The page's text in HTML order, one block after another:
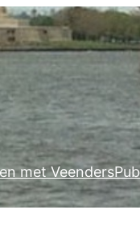
met Veenders